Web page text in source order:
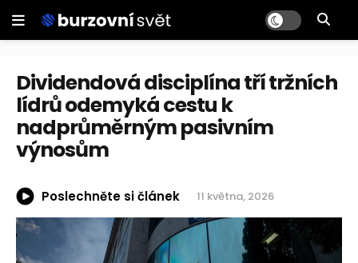
Dividendová disciplína tří tržních
lídrů odemyká cestu k
nadprůměrným pasivním
výnosům
Poslechněte si článek 11 května, 2026